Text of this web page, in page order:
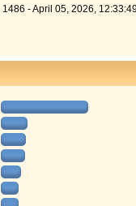
1486 - April 05, 2026,